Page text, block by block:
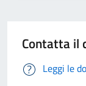
Contatta il
Leggi le